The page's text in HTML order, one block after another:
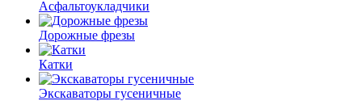
Асфальто­укладчики
Дорожные фрезы
Катки
Экскаваторы гусеничные